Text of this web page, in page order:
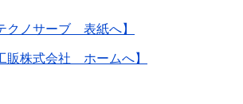
クノサーブ 表紙へ】
販株式会社 ホームへ】